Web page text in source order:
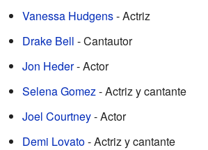
Vanessa Hudgens- Actriz
Drake Bell - Cantautor
Jon Heder- Actor
Selena Gomez - Actriz y cantante
Joel Courtney- Actor
Demi Lovato- Actriz y cantante